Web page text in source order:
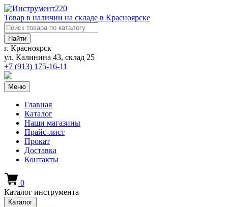
Товар в наличии на складе в Красноярске
Найти
г. Красноярск
ул. Калинина 43, склад 25
+7 (913) 175-16-11
Меню
Главная
Каталог
Наши магазины
Прайс-лист
Прокат
Доставка
Контакты
0
Каталог инструмента
Каталог